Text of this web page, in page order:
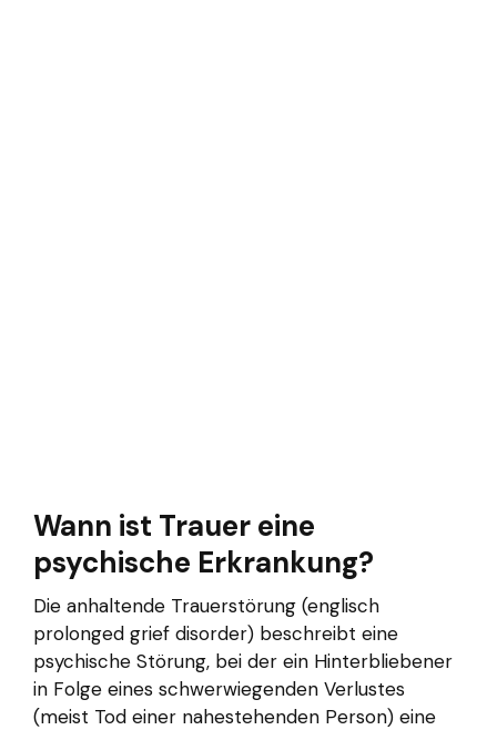
Wann ist Trauer eine
psychische Erkrankung?
Die anhaltende Trauerstörung (englisch
prolonged grief disorder) beschreibt eine
psychische Störung, bei der ein Hinterbliebener
in Folge eines schwerwiegenden Verlustes
(meist Tod einer nahestehenden Person) eine